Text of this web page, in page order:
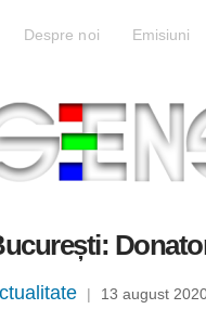
Despre noi Emisiuni
| 13 august